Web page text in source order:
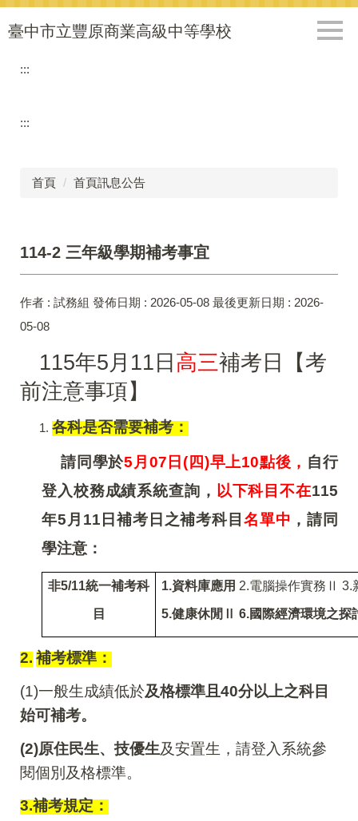
跳
到
臺中市立豐原商業高級中等學校
:::
:::
首頁 首頁訊息公告
114-2 三年級學期補考事宜
作者 : 試務組 發佈日期 : 2026-05-08 最後更新日期 : 2026-
05-08
115年5月11日 高三補考日【考
前注意事項】
各科是否需要補考 ：
請同學於5 月07日(四)早上10點後， 自行
登入校務成績系統查詢， 以下科目不在115
年5月11日補考日之補考科目 名單中 ，請同
學注意：
非5/11統一補考科
目
1.資料庫應用 2.電腦操作實務Ⅱ
5.健康休閒Ⅱ 6.國際經濟環境之
2. 補考標準：
(1)一般生成績低於及格標準且40分以上之科目
始可補考。
(2)原住民生、技優生及安置生，請登入系統參
閱個別及格標準。
3.補考規定：